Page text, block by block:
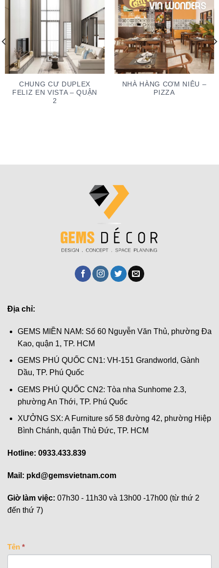
CHUNG CƯ DUPLEX
FELIZ EN VISTA – QUẬN
2
NHÀ HÀNG CƠM NIÊU –
PIZZA
Địa chỉ:
GEMS MIỀN NAM: Số 60 Nguyễn Văn Thủ, phường Đa
Kao, quận 1, TP. HCM
GEMS PHÚ QUỐC CN1: VH-151 Grandworld, Gành
Dầu, TP. Phú Quốc
GEMS PHÚ QUỐC CN2: Tòa nha Sunhome 2.3,
phường An Thới, TP. Phú Quốc
XƯỞNG SX: A Furniture số 58 đường 42, phường Hiệp
Bình Chánh, quận Thủ Đức, TP. HCM
Hotline: 0933.433.839
Mail: pkd@gemsvietnam.com
Giờ làm việc: 07h30 - 11h30 và 13h00 -17h00 (từ thứ 2
đến thứ 7)
CONTACT
Tên *